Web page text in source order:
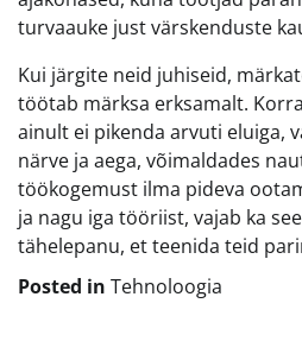
turvaauke just värskenduste
Kui järgite neid juhiseid,
töötab märksa erksamalt.
ainult ei pikenda arvuti eluiga,
närve ja aega, võimaldades
töökogemust ilma pideva
ja nagu iga tööriist, vajab ka
tähelepanu, et teenida teid
Posted in Tehnoloogia